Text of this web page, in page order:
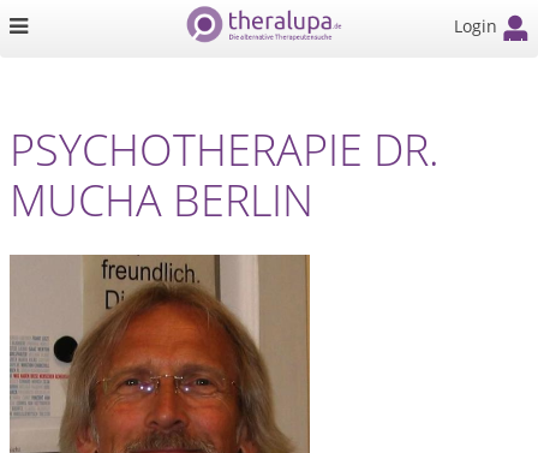
Login
PSYCHOTHERAPIE DR.
MUCHA BERLIN